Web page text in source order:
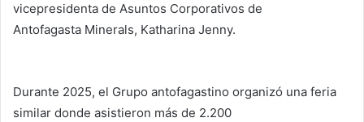
vicepresidenta de Asuntos Corporativos de
Antofagasta Minerals, Katharina Jenny.
Durante 2025, el Grupo antofagastino organizó una feria
similar donde asistieron más de 2.200